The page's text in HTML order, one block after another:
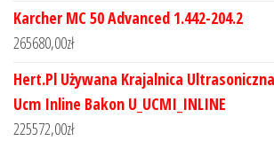
Karcher MC 50 Advanced 1.442-204.2
265680,00zł
Hert.Pl Używana Krajalnica
Ucm Inline Bakon U_UCMI_INLINE
225572,00zł